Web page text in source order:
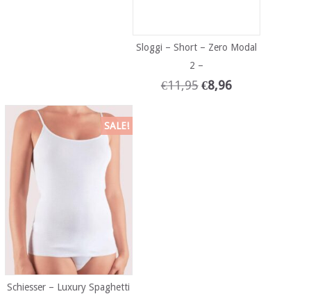
Sloggi – Short – Zero Modal
2 –
€11,95 €8,96
SALE!
Schiesser – Luxury Spaghetti